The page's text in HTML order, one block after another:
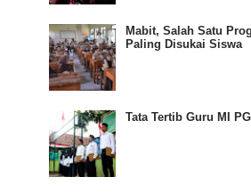
Mabit, Salah Satu
Paling Disukai Siswa
Tata Tertib Guru MI